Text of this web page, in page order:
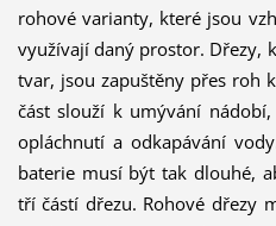
rohové varianty, které jsou
využívají daný prostor. Dřezy,
tvar, jsou zapuštěny přes roh
část slouží k umývání
opláchnutí a odkapávání
baterie musí být tak dlouhé,
tří částí dřezu. Rohové dřezy